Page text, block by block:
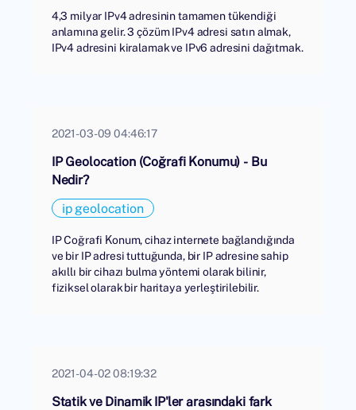
4,3 milyar IPv4 adresinin tamamen tükendiği
anlamına gelir. 3 çözüm IPv4 adresi satın almak,
IPv4 adresini kiralamak ve IPv6 adresini dağıtmak.
2021-03-09 04:46:17
IP Geolocation (Coğrafi Konumu) - Bu
Nedir?
ip geolocation
IP Coğrafi Konum, cihaz internete bağlandığında
ve bir IP adresi tuttuğunda, bir IP adresine sahip
akıllı bir cihazı bulma yöntemi olarak bilinir,
fiziksel olarak bir haritaya yerleştirilebilir.
2021-04-02 08:19:32
Statik ve Dinamik IP'ler arasındaki fark